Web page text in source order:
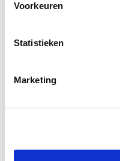
Voorkeuren
Statistieken
Marketing
Wereld vol